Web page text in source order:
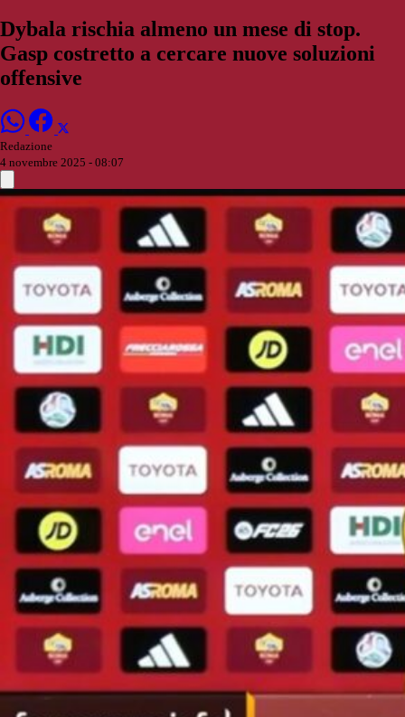
Dybala rischia almeno un mese di stop.
Gasp costretto a cercare nuove soluzioni
offensive
Redazione
4 novembre 2025 - 08:07